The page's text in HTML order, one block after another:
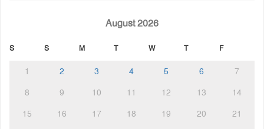
August 2026
S S M T W T F
1 2 3 4 5 6
7
8
9 10 11 12 13
14
15
16 17 18 19 20
21